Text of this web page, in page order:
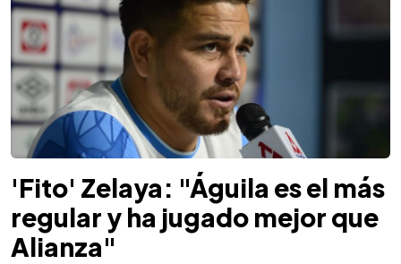
'Fito' Zelaya: "Águila es el más
regular y ha jugado mejor que
Alianza"